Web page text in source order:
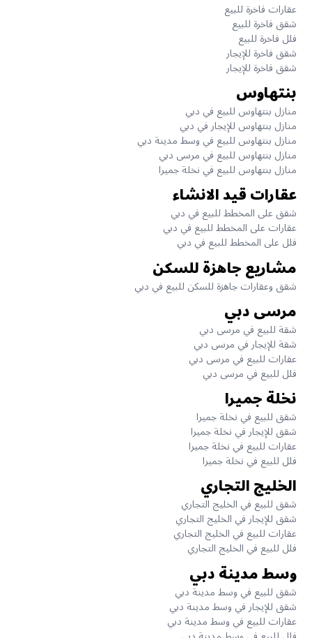
عقارات فاخرة للبيع
شقق فاخرة للبيع
فلل فاخرة للبيع
شقق فاخرة للإيجار
شقق فاخرة للإيجار
بنتهاوس
منازل بنتهاوس للبيع في دبي
منازل بنتهاوس للإيجار في دبي
منازل بنتهاوس للبيع في وسط مدينة دبي
منازل بنتهاوس للبيع في مرسى دبي
منازل بنتهاوس للبيع في نخلة جميرا
عقارات قيد الانشاء
شقق على المخطط للبيع في دبي
عقارات على المخطط للبيع في دبي
فلل على المخطط للبيع في دبي
مشاريع جاهزة للسكن
شقق وعقارات جاهزة للسكن للبيع في دبي
مرسى دبي
شقة للبيع في مرسى دبي
شقة للإيجار في مرسى دبي
عقارات للبيع في مرسى دبي
فلل للبيع في مرسى دبي
نخلة جميرا
شقق للبيع في نخلة جميرا
شقق للإيجار في نخلة جميرا
عقارات للبيع في نخلة جميرا
فلل للبيع في نخلة جميرا
الخليج التجاري
شقق للبيع في الخليج التجاري
شقق للإيجار في الخليج التجاري
عقارات للبيع في الخليج التجاري
فلل للبيع في الخليج التجاري
وسط مدينة دبي
شقق للبيع في وسط مدينة دبي
شقق للإيجار في وسط مدينة دبي
عقارات للبيع في وسط مدينة دبي